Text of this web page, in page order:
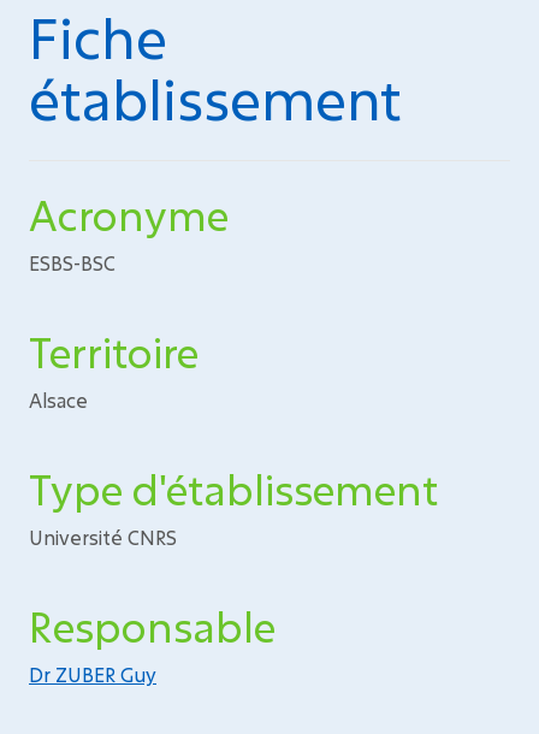
Fiche
établissement
Acronyme
ESBS-BSC
Territoire
Alsace
Type d'établissement
Université CNRS
Responsable
Dr ZUBER Guy